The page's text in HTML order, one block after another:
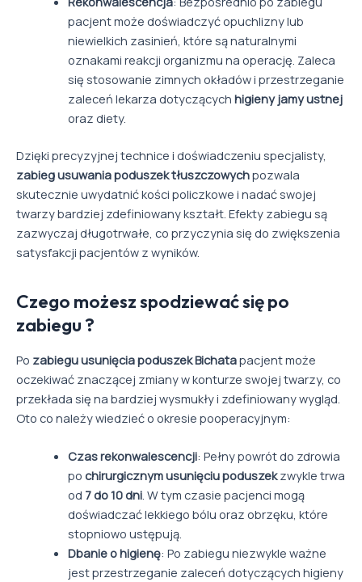
pacjent może doświadczyć opuchlizny lub
niewielkich zasinień, które są naturalnymi
oznakami reakcji organizmu na operację. Zaleca
się stosowanie zimnych okładów i przestrzeganie
zaleceń lekarza dotyczących higieny jamy ustnej
oraz diety.
Dzięki precyzyjnej technice i doświadczeniu specjalisty,
zabieg usuwania poduszek tłuszczowychpozwala
skutecznie uwydatnić kości policzkowe i nadać swojej
twarzy bardziej zdefiniowany kształt. Efekty zabiegu są
zazwyczaj długotrwałe, co przyczynia się do zwiększenia
satysfakcji pacjentów z wyników.
Czego możesz spodziewać się po
zabiegu ?
Po zabiegu usunięcia poduszek Bichatapacjent może
oczekiwać znaczącej zmiany w konturze swojej twarzy, co
przekłada się na bardziej wysmukły i zdefiniowany wygląd.
Oto co należy wiedzieć o okresie pooperacyjnym:
Czas rekonwalescencji: Pełny powrót do zdrowia
po chirurgicznym usunięciu poduszekzwykle trwa
od 7 do 10 dni. W tym czasie pacjenci mogą
doświadczać lekkiego bólu oraz obrzęku, które
stopniowo ustępują.
Dbanie o higienę: Po zabiegu niezwykle ważne
jest przestrzeganie zaleceń dotyczących higieny